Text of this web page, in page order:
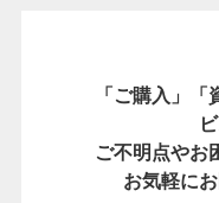
「ご購入」
ご不明点やお
お気軽に